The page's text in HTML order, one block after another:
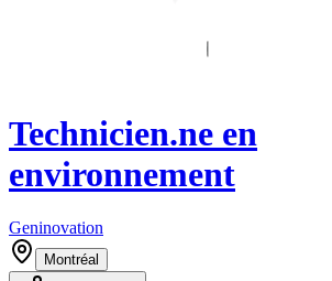
Technicien.ne en
environnement
Geninovation
Montréal